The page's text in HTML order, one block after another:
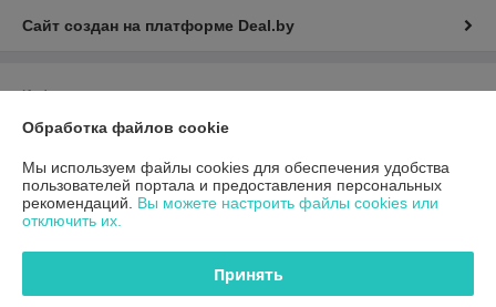
Сайт создан на платформе Deal.by
Информация для покупателя
Юридическое лицо:Общество с ограниченной ответственностью
г. Минск, ул. Инженерная, 28, каб. 11
Регистрационный номер ЕГР: 193790359
Регистрационный орган: Минский горисполком
Обработка файлов cookie
Мы используем файлы cookies для обеспечения удобства
пользователей портала и предоставления персональных
рекомендаций. Вы можете настроить файлы cookies или
отключить их.
Принять